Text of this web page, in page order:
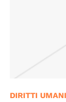
DIRITTI UMANI